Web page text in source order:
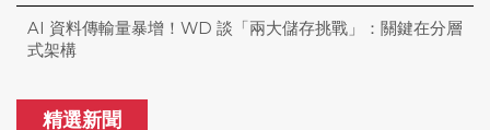
AI 資料傳輸量暴增！WD 談「兩大儲存挑戰」：關鍵在分層
式架構
精選新聞